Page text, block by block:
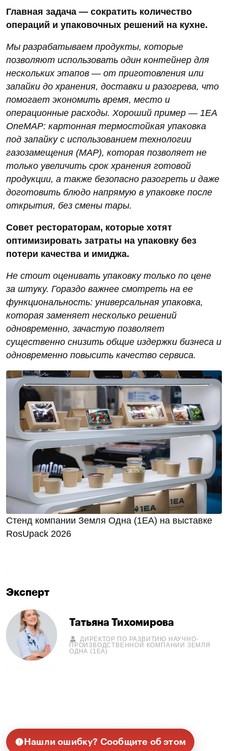
Главная задача — сократить количество
операций и упаковочных решений на кухне.
Мы разрабатываем продукты, которые
позволяют использовать один контейнер для
нескольких этапов — от приготовления или
запайки до хранения, доставки и разогрева, что
помогает экономить время, место и
операционные расходы. Хороший пример — 1EA
OneMAP: картонная термостойкая упаковка
под запайку с использованием технологии
газозамещения (MAP), которая позволяет не
только увеличить срок хранения готовой
продукции, а также безопасно разогреть и даже
доготовить блюдо напрямую в упаковке после
открытия, без смены тары.
Совет рестораторам, которые хотят
оптимизировать затраты на упаковку без
потери качества и имиджа.
Не стоит оценивать упаковку только по цене
за штуку. Гораздо важнее смотреть на ее
функциональность: универсальная упаковка,
которая заменяет несколько решений
одновременно, зачастую позволяет
существенно снизить общие издержки бизнеса и
одновременно повысить качество сервиса.
Стенд компании Земля Одна (1ЕА) на выставке
RosUpack 2026
Эксперт
Татьяна Тихомирова
ДИРЕКТОР ПО РАЗВИТИЮ НАУЧНО-
ПРОИЗВОДСТВЕННОЙ КОМПАНИИ ЗЕМЛЯ
ОДНА (1ЕА)
Нашли ошибку? Сообщите об этом